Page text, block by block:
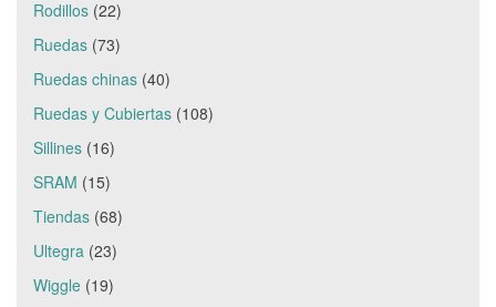
Rodillos (22)
Ruedas (73)
Ruedas chinas (40)
Ruedas y Cubiertas (108)
Sillines (16)
SRAM (15)
Tiendas (68)
Ultegra (23)
Wiggle (19)